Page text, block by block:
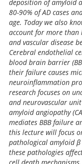
deposition of amyloid
80-90% of AD cases
age. Today we also
account for more than
and vascular disease
Cerebral endothelial
blood brain barrier
their failure causes
neuroinflammation
research focuses on
and neurovascular
amyloid angiopathy
mediates BBB failure
this lecture will focus
pathological amyloid β
these pathologies